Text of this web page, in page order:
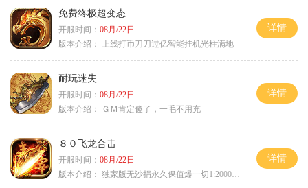
免费终极超变态
开服时间： 08月/22日
版本介绍：
上线打币刀刀过亿智能挂机光柱满地
详情
耐玩迷失
开服时间： 08月/22日
版本介绍：
ＧＭ肯定傻了，一毛不用充
详情
８０飞龙合击
开服时间： 08月/22日
版本介绍： 独家版无沙捐永久保值爆一切1:2000回3
详情